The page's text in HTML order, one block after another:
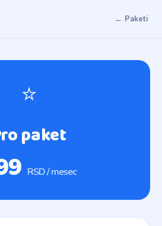
← Paketi
⭐
paket
RSD / mesec